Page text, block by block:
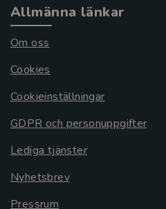
Allmänna länkar
Om oss
Cookies
Cookieinställningar
GDPR och personuppgifter
Lediga tjänster
Nyhetsbrev
Pressrum